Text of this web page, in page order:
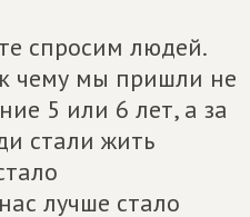
спросим людей.
чему мы пришли не
5 или 6 лет, а за
стали жить
лучше стало